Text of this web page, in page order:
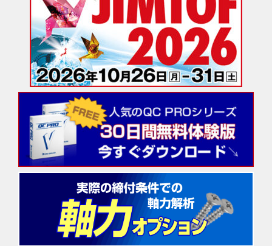
QC PRO EX 最新製品へのバー
ジョンアップ特別価格について
2021/04/15
QC PRO EXの旧バージョンをご利用のユーザ
ー様には最新製品を「バージョンアップ版」と
して特別価格で販売しております。バージョン
アップご検討のユーザー様は下記条件をご確認
ください。 → QC PR…[…]
SQL Server 最新版サービスパッ
ク適用のお願い（QC PROユー
ザー様）
2020/07/20
下記のSQL Serverのサービスパックは、
Microsoft社のサポートが既に終了していますの
で、最新のサービスパックを適用していただき
ますようお願いいたします。 Microsoft社のサポ
ート終…[…]